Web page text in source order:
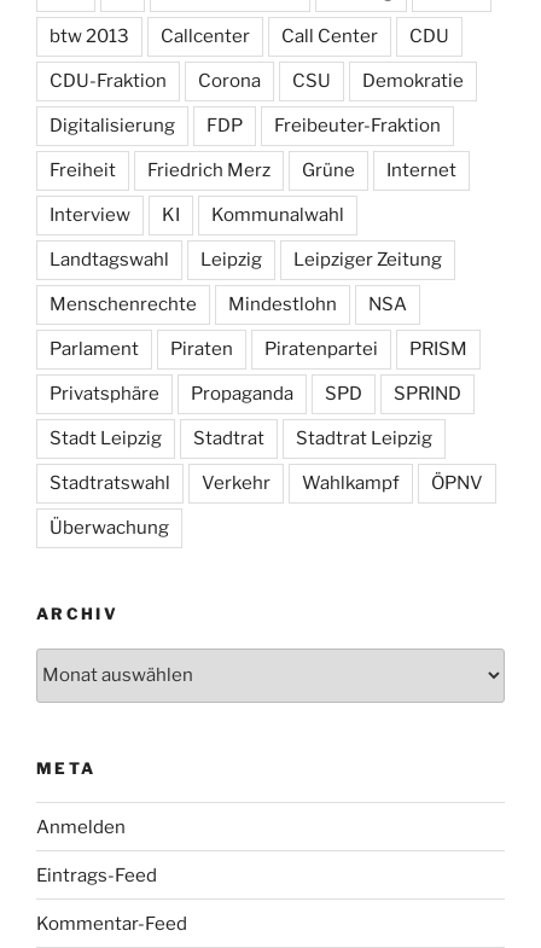
btw 2013 Callcenter Call Center CDU
CDU-Fraktion Corona CSU Demokratie
Digitalisierung FDP Freibeuter-Fraktion
Freiheit Friedrich Merz Grüne Internet
Interview KI Kommunalwahl
Landtagswahl Leipzig Leipziger Zeitung
Menschenrechte Mindestlohn NSA
Parlament Piraten Piratenpartei PRISM
Privatsphäre Propaganda SPD SPRIND
Stadt Leipzig Stadtrat Stadtrat Leipzig
Stadtratswahl Verkehr Wahlkampf ÖPNV
Überwachung
ARCHIV
META
Anmelden
Eintrags-Feed
Kommentar-Feed